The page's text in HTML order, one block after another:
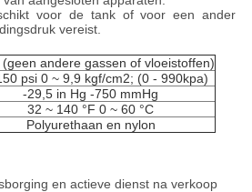
voor de tank of voor een ander
vereist.
(geen andere gassen of vloeistoffen)
psi 0 ~ 9,9 kgf/cm2; (0 - 990kpa)
-29,5 in Hg -750 mmHg
32 ~ 140 °F 0 ~ 60 °C
Polyurethaan en nylon
en actieve dienst na verkoop